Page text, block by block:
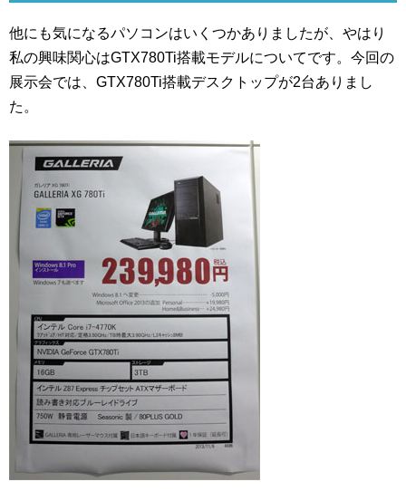
他にも気になるパソコンはいくつかありましたが、やはり
私の興味関心はGTX780Ti搭載モデルについてです。今回の
展示会では、GTX780Ti搭載デスクトップが2台ありまし
た。